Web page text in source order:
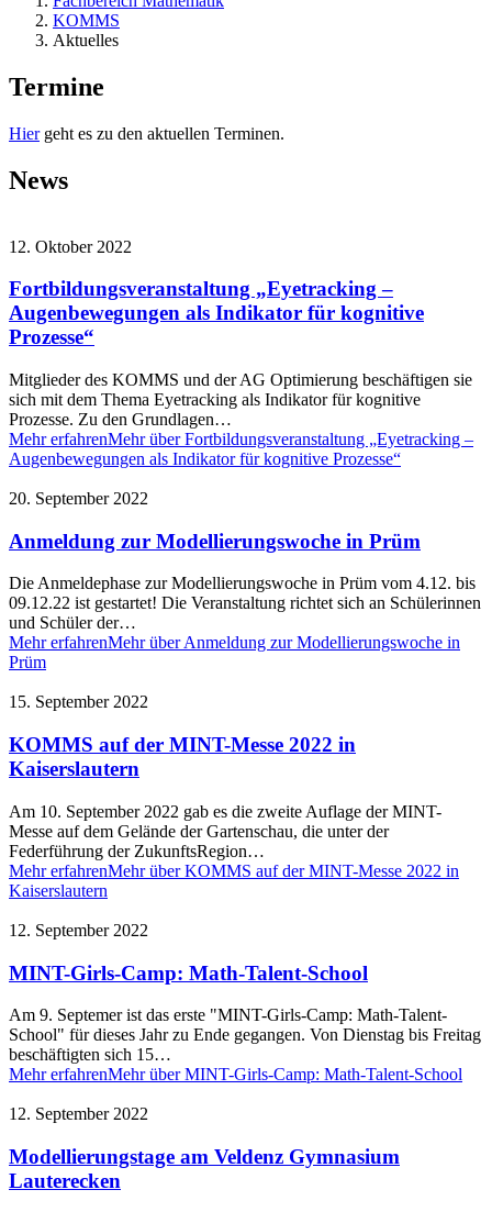
KOMMS
Aktuelles
Termine
Hiergeht es zu den aktuellen Terminen.
News
12. Oktober 2022
Fortbildungsveranstaltung „Eyetracking –
Augenbewegungen als Indikator für kognitive
Prozesse“
Mitglieder des KOMMS und der AG Optimierung beschäftigen sie
sich mit dem Thema Eyetracking als Indikator für kognitive
Prozesse. Zu den Grundlagen…
Mehr erfahrenMehr über Fortbildungsveranstaltung „Eyetracking –
Augenbewegungen als Indikator für kognitive Prozesse“
20. September 2022
Anmeldung zur Modellierungswoche in Prüm
Die Anmeldephase zur Modellierungswoche in Prüm vom 4.12. bis
09.12.22 ist gestartet! Die Veranstaltung richtet sich an Schülerinnen
und Schüler der…
Mehr erfahrenMehr über Anmeldung zur Modellierungswoche in
Prüm
15. September 2022
KOMMS auf der MINT-Messe 2022 in
Kaiserslautern
Am 10. September 2022 gab es die zweite Auflage der MINT-
Messe auf dem Gelände der Gartenschau, die unter der
Federführung der ZukunftsRegion…
Mehr erfahrenMehr über KOMMS auf der MINT-Messe 2022 in
Kaiserslautern
12. September 2022
MINT-Girls-Camp: Math-Talent-School
Am 9. Septemer ist das erste "MINT-Girls-Camp: Math-Talent-
School" für dieses Jahr zu Ende gegangen. Von Dienstag bis Freitag
beschäftigten sich 15…
Mehr erfahrenMehr über MINT-Girls-Camp: Math-Talent-School
12. September 2022
Modellierungstage am Veldenz Gymnasium
Lauterecken